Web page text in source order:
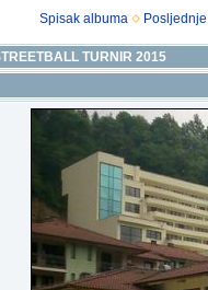
Spisak albuma
TURNIR 2015